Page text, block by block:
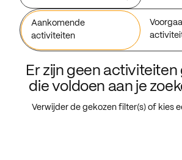
Aankomende
activiteiten
Er zijn geen
die voldoen aan je
Verwijder de gekozen filter(s) of kies